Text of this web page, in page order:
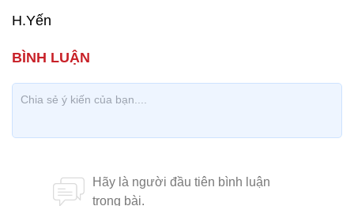
H.Yến